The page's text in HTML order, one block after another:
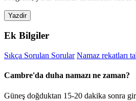
Yazdir
Ek Bilgiler
Sıkça Sorulan Sorular Namaz rekatları
Cambre'da duha namazı ne zaman?
Güneş doğduktan 15-20 dakika sonra